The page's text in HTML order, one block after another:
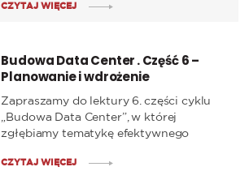
produktywność w codziennej pracy
CZYTAJ WIĘCEJ
Budowa Data Center . Część 6 –
Planowanie i wdrożenie
efektywnego chłodzenia
Zapraszamy do lektury 6. części cyklu
„Budowa Data Center”, w której
zgłębiamy tematykę efektywnego
tylko kwestia techniczna, ale również
CZYTAJ WIĘCEJ